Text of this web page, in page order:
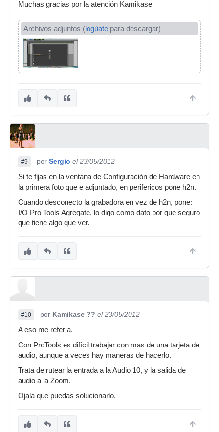
Muchas gracias por la atención Kamikase
Archivos adjuntos (logúate para descargar)
#9 por Sergio el 23/05/2012
Si te fijas en la ventana de Configuración de Hardware en
la primera foto que e adjuntado, en perifericos pone h2n.
Cuando desconecto la grabadora en vez de h2n, pone:
I/O Pro Tools Agregate, lo digo como dato por que seguro
que tiene algo que ver.
#10 por Kamikase ?? el 23/05/2012
A eso me refería.
Con ProTools es difícil trabajar con mas de una tarjeta de
audio, aunque a veces hay maneras de hacerlo.
Trata de rutear la entrada a la Audio 10, y la salida de
audio a la Zoom.
Ojala que puedas solucionarlo.